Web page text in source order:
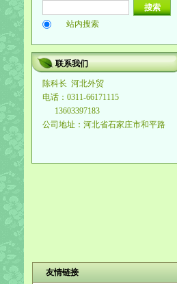
站内搜索
联系我们
陈科长 河北外贸
电话：0311-66171115
13603397183
公司地址：河北省石家庄市和平路
友情链接